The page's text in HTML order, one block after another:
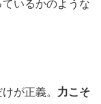
いるかのような
が正義。 力こそ